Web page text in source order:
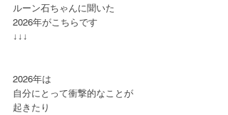
ルーン石ちゃんに聞いた
2026年がこちらです
↓↓↓
2026年は
自分にとって衝撃的なことが
起きたり